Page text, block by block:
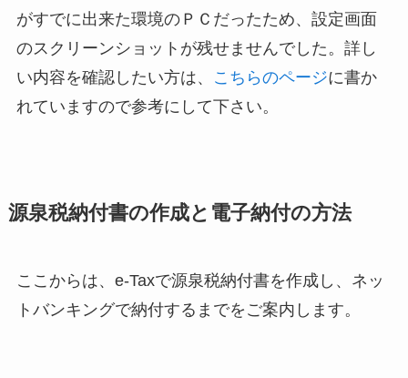
がすでに出来た環境のＰＣだったため、設定画面
のスクリーンショットが残せませんでした。詳し
い内容を確認したい方は、
こちらのページに書か
れていますので参考にして下さい。
源泉税納付書の作成と電子納付の方法
ここからは、e-Taxで源泉税納付書を作成し、ネッ
トバンキングで納付するまでをご案内します。